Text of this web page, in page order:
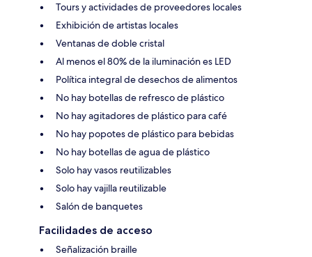
Tours y actividades de proveedores locales
Exhibición de artistas locales
Ventanas de doble cristal
Al menos el 80% de la iluminación es LED
Política integral de desechos de alimentos
No hay botellas de refresco de plástico
No hay agitadores de plástico para café
No hay popotes de plástico para bebidas
No hay botellas de agua de plástico
Solo hay vasos reutilizables
Solo hay vajilla reutilizable
Salón de banquetes
Facilidades de acceso
Señalización braille